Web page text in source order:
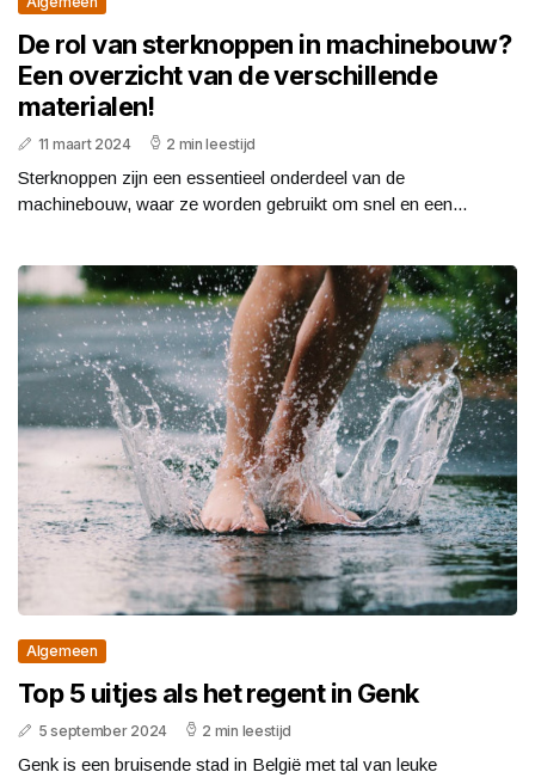
De rol van sterknoppen in machinebouw?
Een overzicht van de verschillende
materialen!
11 maart 2024 2 min leestijd
Sterknoppen zijn een essentieel onderdeel van de
machinebouw, waar ze worden gebruikt om snel en een...
Algemeen
Top 5 uitjes als het regent in Genk
5 september 2024 2 min leestijd
Genk is een bruisende stad in België met tal van leuke